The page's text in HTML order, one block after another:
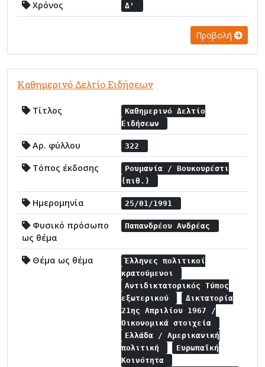
Χρόνος Δ'
Προβολή
Καθημερινό Δελτίο Ειδήσεων
Τίτλος
Καθημερινό Δελτίο
Ειδήσεων
Αρ. φύλλου 322
Τόπος έκδοσης
Ρουμανία / Βουκουρέστι
(πιθ.)
Ημερομηνία 25/01/1991
Φυσικό πρόσωπο
ως θέμα
Παπανδρέου Ανδρέας
Θέμα ως θέμα
Έλληνες πολιτικοί
κρατούμενοι
Αντιδικτατορικός Τύπος
εξωτερικού
Δικτατορία
21ης Απριλίου 1967 /
Οικονομικά στοιχεία
Ελλάδα / Αμερικανική
πολιτική
Ευρωπαϊκή
Κοινότητα